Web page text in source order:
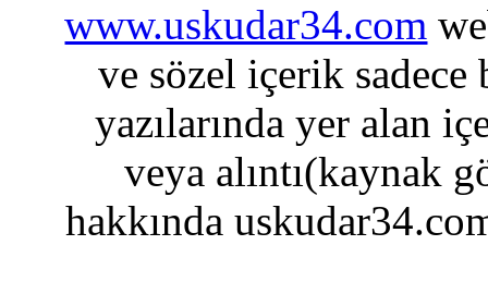
www.uskudar34.com
ve sözel içerik sadece
yazılarında yer alan
veya alıntı(kaynak
hakkında